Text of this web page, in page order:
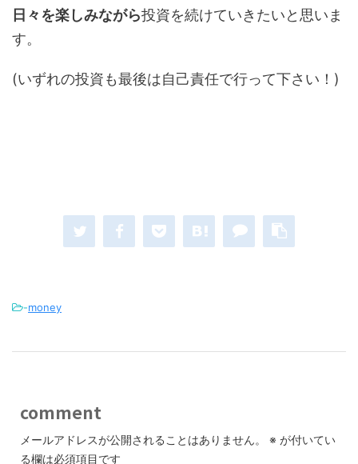
日々を楽しみながら投資を続けていきたいと思いま
す。
(いずれの投資も最後は自己責任で行って下さい！)
-money
comment
メールアドレスが公開されることはありません。 ※ が付いてい
る欄は必須項目です